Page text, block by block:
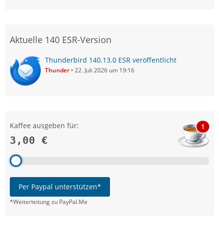
Aktuelle 140 ESR-Version
Thunderbird 140.13.0 ESR veröffentlicht
Thunder 22. Juli 2026 um 19:16
Kaffee ausgeben für:
3,00 €
1
Per Paypal unterstützen*
*Weiterleitung zu PayPal.Me